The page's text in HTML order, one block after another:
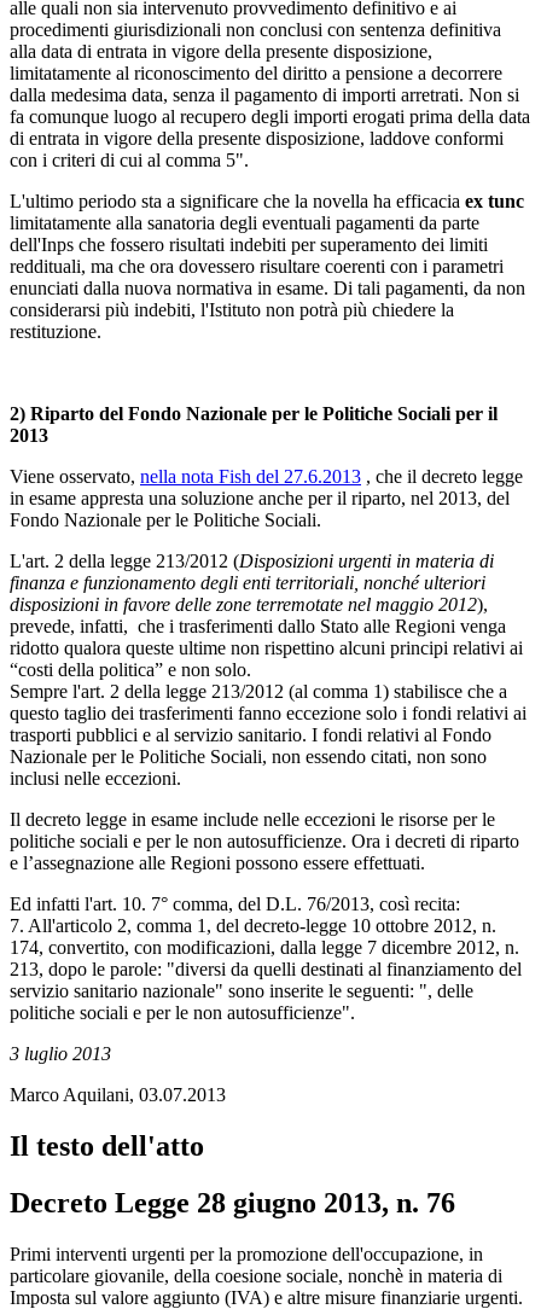
alle quali non sia intervenuto provvedimento definitivo e ai
procedimenti giurisdizionali non conclusi con sentenza definitiva
alla data di entrata in vigore della presente disposizione,
limitatamente al riconoscimento del diritto a pensione a decorrere
dalla medesima data, senza il pagamento di importi arretrati. Non si
fa comunque luogo al recupero degli importi erogati prima della data
di entrata in vigore della presente disposizione, laddove conformi
con i criteri di cui al comma 5".
L'ultimo periodo sta a significare che la novella ha efficacia ex tunc
limitatamente alla sanatoria degli eventuali pagamenti da parte
dell'Inps che fossero risultati indebiti per superamento dei limiti
reddituali, ma che ora dovessero risultare coerenti con i parametri
enunciati dalla nuova normativa in esame. Di tali pagamenti, da non
considerarsi più indebiti, l'Istituto non potrà più chiedere la
restituzione.
2) Riparto del Fondo Nazionale per le Politiche Sociali per il
2013
Viene osservato, nella nota Fish del 27.6.2013 , che il decreto legge
in esame appresta una soluzione anche per il riparto, nel 2013, del
Fondo Nazionale per le Politiche Sociali.
L'art. 2 della legge 213/2012 (Disposizioni urgenti in materia di
finanza e funzionamento degli enti territoriali, nonché ulteriori
disposizioni in favore delle zone terremotate nel maggio 2012),
prevede, infatti, che i trasferimenti dallo Stato alle Regioni venga
ridotto qualora queste ultime non rispettino alcuni principi relativi ai
“costi della politica” e non solo.
Sempre l'art. 2 della legge 213/2012 (al comma 1) stabilisce che a
questo taglio dei trasferimenti fanno eccezione solo i fondi relativi ai
trasporti pubblici e al servizio sanitario. I fondi relativi al Fondo
Nazionale per le Politiche Sociali, non essendo citati, non sono
inclusi nelle eccezioni.
Il decreto legge in esame include nelle eccezioni le risorse per le
politiche sociali e per le non autosufficienze. Ora i decreti di riparto
e l’assegnazione alle Regioni possono essere effettuati.
Ed infatti l'art. 10. 7° comma, del D.L. 76/2013, così recita:
7. All'articolo 2, comma 1, del decreto-legge 10 ottobre 2012, n.
174, convertito, con modificazioni, dalla legge 7 dicembre 2012, n.
213, dopo le parole: "diversi da quelli destinati al finanziamento del
servizio sanitario nazionale" sono inserite le seguenti: ", delle
politiche sociali e per le non autosufficienze".
3 luglio 2013
Marco Aquilani, 03.07.2013
Il testo dell'atto
Decreto Legge 28 giugno 2013, n. 76
Decreto Legge 28 giugno 2013, n. 76
Primi interventi urgenti per la promozione dell'occupazione, in
particolare giovanile, della coesione sociale, nonchè in materia di
Imposta sul valore aggiunto (IVA) e altre misure finanziarie urgenti.